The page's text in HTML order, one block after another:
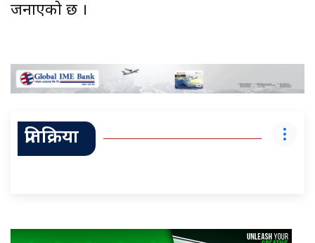
जनाएको छ ।
प्रतिक्रिया